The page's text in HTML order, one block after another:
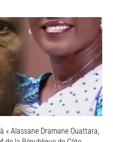
« Alassane Dramane Ouattara,